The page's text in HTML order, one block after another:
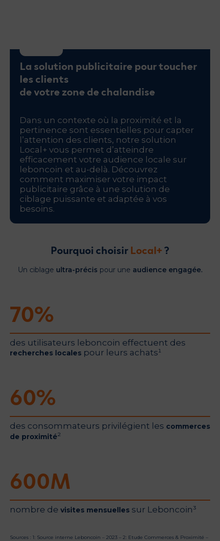
La solution publicitaire pour toucher
les clients
de votre zone de chalandise
Dans un contexte où la proximité et la
pertinence sont essentielles pour capter
l’attention des clients, notre solution
Local+ vous permet d’atteindre
efficacement votre audience locale sur
leboncoin et au-delà. Découvrez
comment maximiser votre impact
publicitaire grâce à une solution de
ciblage puissante et adaptée à vos
besoins.
Pourquoi choisir Local+?
Un ciblage ultra-précis pour une audience engagée.
70%
des utilisateurs leboncoin effectuent des
recherches locales pour leurs achats¹
60%
des consommateurs privilégient les commerces
de proximité²
600M
nombre de visites mensuelles sur Leboncoin³
Sources : 1: Source interne Leboncoin – 2023 – 2: Etude Commerces & Proximité –